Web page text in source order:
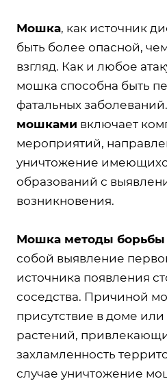
Мошка, как источник
быть более опасной,
взгляд. Как и любое
мошка способна быть
фатальных заболеваний.
мошками включает
мероприятий,
уничтожение
образований с
возникновения.
Мошка методы борьбы
собой выявление
источника появления
соседства. Причиной
присутствие в доме или
растений,
захламленность
случае уничтожение